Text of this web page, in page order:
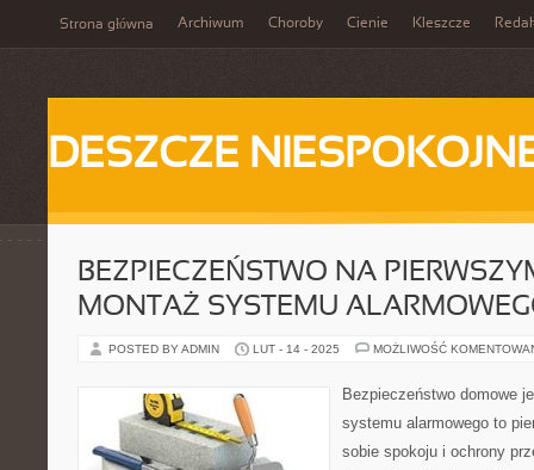
Strona główna Archiwum Choroby Cienie Kleszcze
DESZCZE
BEZPIECZEŃSTWO NA
MONTAŻ SYSTEMU
POSTED BY ADMIN LUT - 14 - 2025 MOŻLIWOŚĆ
Bezpieczeństwo domowe
systemu alarmowego to
sobie spokoju i ochrony